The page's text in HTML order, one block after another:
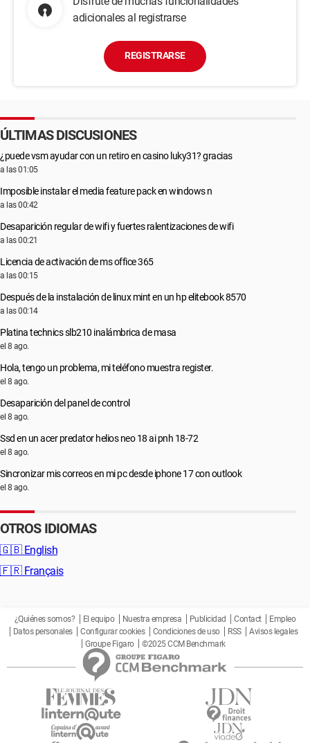
adicionales al registrarse
REGISTRARSE
ÚLTIMAS DISCUSIONES
¿puede vsm ayudar con un retiro en casino luky31? gracias
a las 01:05
Imposible instalar el media feature pack en windows n
a las 00:42
Desaparición regular de wifi y fuertes ralentizaciones de wifi
a las 00:21
Licencia de activación de ms office 365
a las 00:15
Después de la instalación de linux mint en un hp elitebook 8570
a las 00:14
Platina technics slb210 inalámbrica de masa
el 8 ago.
Hola, tengo un problema, mi teléfono muestra register.
el 8 ago.
Desaparición del panel de control
el 8 ago.
Ssd en un acer predator helios neo 18 ai pnh 18-72
el 8 ago.
Sincronizar mis correos en mi pc desde iphone 17 con outlook
el 8 ago.
OTROS IDIOMAS
🇬🇧 English
🇫🇷 Français
¿Quiénes somos? El equipo Nuestra empresa Publicidad Contact
Empleo
Datos personales
Configurar cookies Condiciones de uso RSS
Avisos legales
Groupe Figaro
©2025 CCM Benchmark